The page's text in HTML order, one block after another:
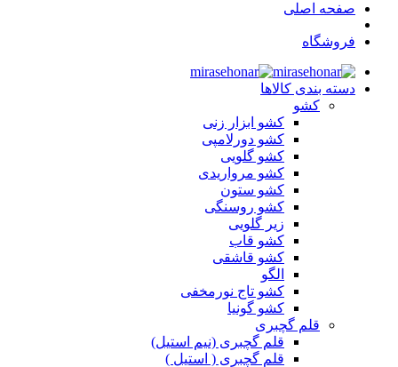
صفحه اصلی
فروشگاه
دسته بندی کالاها
کشو
کشو ابزار زنی
کشو دورلامپی
کشو گلویی
کشو مرواریدی
کشو ستون
کشو روسنگی
زیر گلویی
کشو قاب
کشو قاشقی
الگو
کشو تاج نورمخفی
کشو گونیا
قلم گچبری
قلم گچبری (نیم استیل)
قلم گچبری ( استیل )